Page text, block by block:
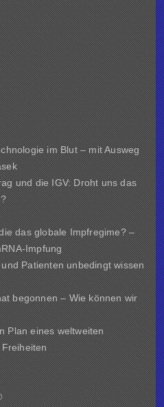
im Blut – mit Ausweg
und die IGV: Droht uns das
das globale Impfregime? –
Impfung
Patienten unbedingt wissen
begonnen – Wie können wir
Plan eines weltweiten